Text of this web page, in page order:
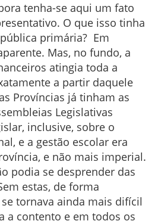
tenha-se aqui um fato
O que isso tinha
primária? Em
Mas, no fundo, a
atingia toda a
a partir daquele
Províncias já tinham as
Legislativas
inclusive, sobre o
e a gestão escolar era
e não mais imperial.
podia se desprender das
estas, de forma
tornava ainda mais difícil
a contento e em todos os